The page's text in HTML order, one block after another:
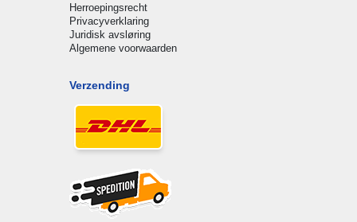
Herroepingsrecht
Privacyverklaring
Juridisk avsløring
Algemene voorwaarden
Verzending